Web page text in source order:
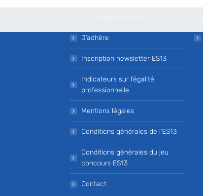
J’adhère
Inscription newsletter ES13
Indicateurs sur l’égalité
professionnelle
Mentions légales
Conditions générales de l’ES13
Conditions générales du jeu
concours ES13
Contact